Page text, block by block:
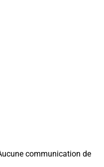
communication de